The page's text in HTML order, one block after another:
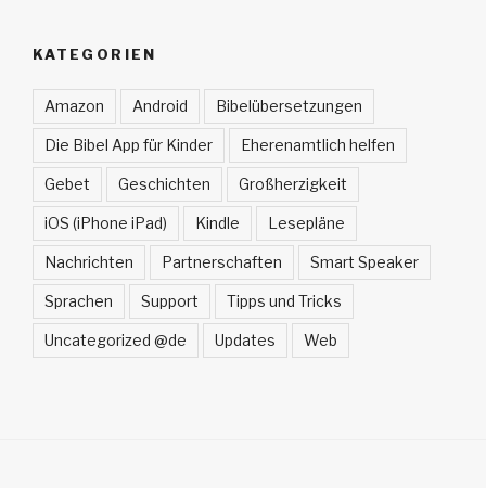
KATEGORIEN
Amazon Android Bibelübersetzungen
Die Bibel App für Kinder Eherenamtlich helfen
Gebet Geschichten Großherzigkeit
iOS (iPhone iPad) Kindle Lesepläne
Nachrichten Partnerschaften Smart Speaker
Sprachen Support Tipps und Tricks
Uncategorized @de Updates Web